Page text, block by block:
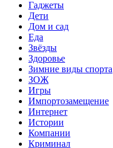
Гаджеты
Дети
Дом и сад
Еда
Звёзды
Здоровье
Зимние виды спорта
ЗОЖ
Игры
Импортозамещение
Интернет
Истории
Компании
Криминал